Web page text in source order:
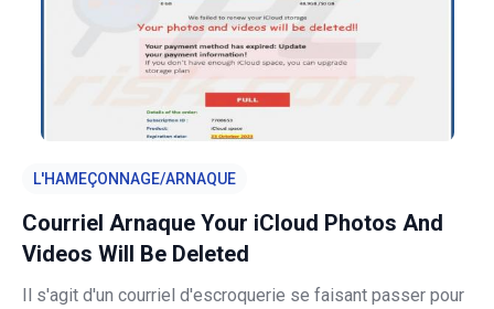
L'HAMEÇONNAGE/ARNAQUE
Courriel Arnaque Your iCloud Photos And
Videos Will Be Deleted
Il s'agit d'un courriel d'escroquerie se faisant passer pour